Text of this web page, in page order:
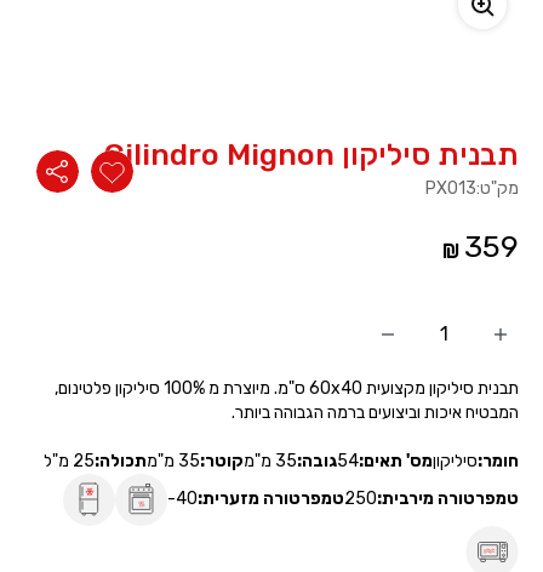
תבנית סיליקון Cilindro Mignon
תבנית סיליקון מקצועית 60x40 ס"מ. מיוצרת מ 100% סיליקון פלטינום,
המבטיח איכות וביצועים ברמה הגבוהה ביותר.
מק"ט:PX013
חומר:סיליקוןמס' תאים:54גובה:35 מ"מ קוטר:35 מ"מ תכולה:25 מ"ל
טמפרטורה מירבית:250טמפרטורה מזערית:-40
מוצר
מוצר
359